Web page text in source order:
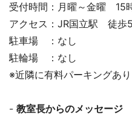
受付時間：月曜～金曜 15
アクセス：JR国立駅 徒歩
駐車場 ：なし
駐輪場 ：なし
※近隣に有料パーキングあり
- 教室長からのメッセージ